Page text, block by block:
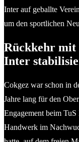
Inter auf geballte
um den sportlichen
Rückkehr mit
Inter
Cokgez war schon in
Jahre lang für den
Engagement beim
Handwerk im